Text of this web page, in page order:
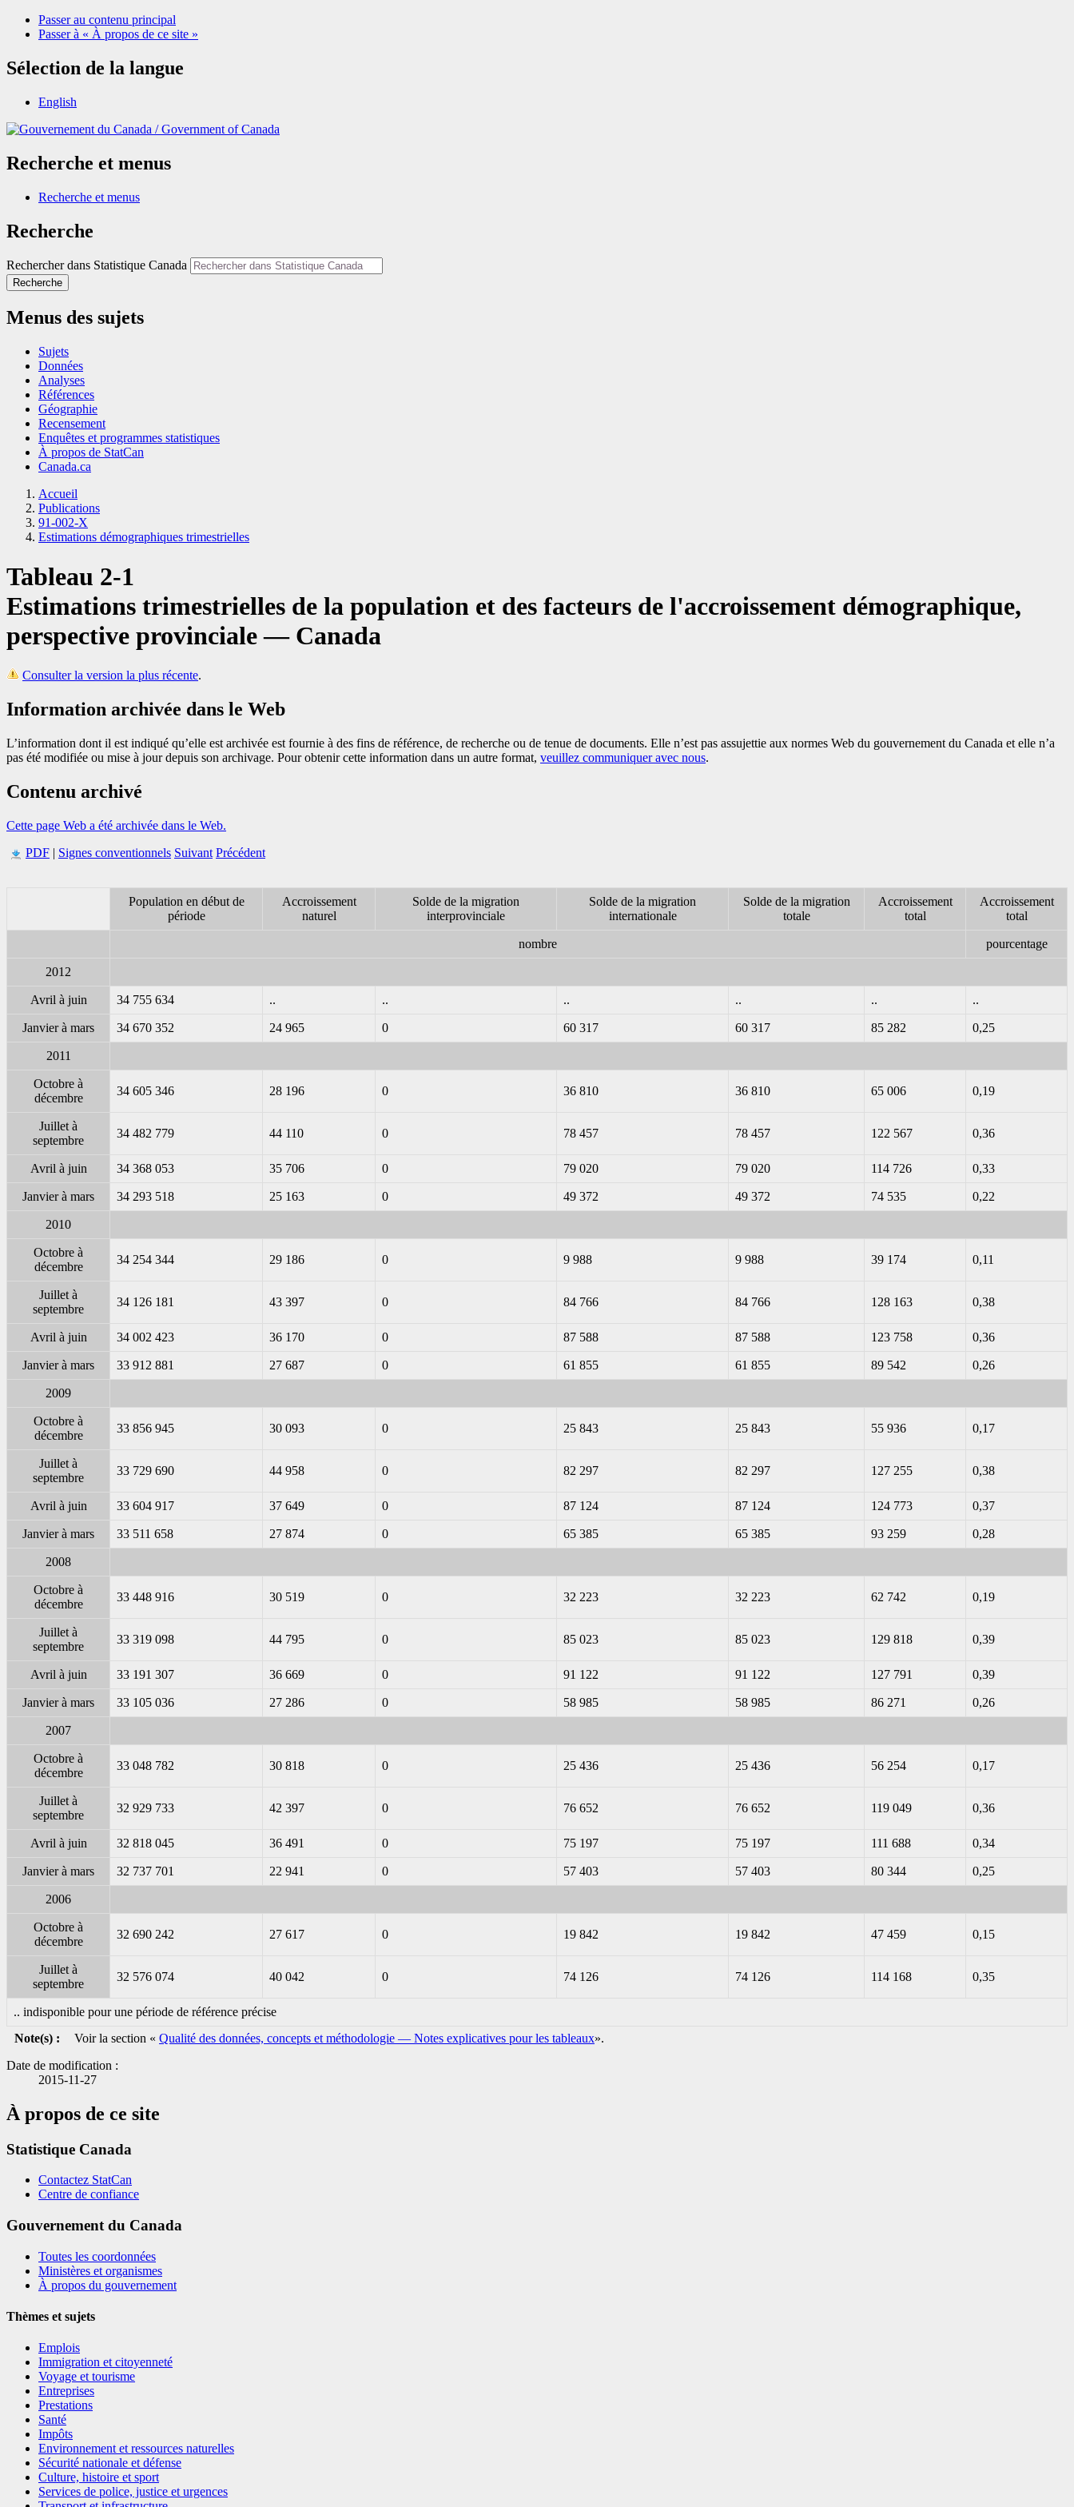
Passer au contenu principal
Passer à « À propos de ce site »
Sélection de la langue
English
/Government of Canada
Recherche et menus
Recherche et menus
Recherche
Rechercher dans Statistique Canada
Recherche
Menus des sujets
Sujets
Données
Analyses
Références
Géographie
Recensement
Enquêtes et programmes statistiques
À propos de StatCan
Canada.ca
Accueil
Publications
91-002-X
Estimations démographiques trimestrielles
Tableau 2-1
Estimations trimestrielles de la population et des facteurs de l'accroissement démographique,
perspective provinciale — Canada
Consulter la version la plus récente.
Information archivée dans le Web
L’information dont il est indiqué qu’elle est archivée est fournie à des fins de référence, de recherche ou de tenue de documents. Elle n’est pas assujettie aux normes Web du gouvernement du Canada et elle n’a
pas été modifiée ou mise à jour depuis son archivage. Pour obtenir cette information dans un autre format, veuillez communiquer avec nous.
Contenu archivé
Cette page Web a été archivée dans le Web.
PDF | Signes conventionnels Suivant Précédent
Population en début de
période
Accroissement
naturel
Solde de la migration
interprovinciale
Solde de la migration
internationale
Solde de la migration
totale
Accroissement
total
Accroissement
total
nombre pourcentage
2012
Avril à juin 34 755 634 .. .. .. .. .. ..
Janvier à mars 34 670 352 24 965 0 60 317 60 317 85 282 0,25
2011
Octobre à
décembre
34 605 346 28 196 0 36 810 36 810 65 006 0,19
Juillet à
septembre
34 482 779 44 110 0 78 457 78 457 122 567 0,36
Avril à juin 34 368 053 35 706 0 79 020 79 020 114 726 0,33
Janvier à mars 34 293 518 25 163 0 49 372 49 372 74 535 0,22
2010
Octobre à
décembre
34 254 344 29 186 0 9 988 9 988 39 174 0,11
Juillet à
septembre
34 126 181 43 397 0 84 766 84 766 128 163 0,38
Avril à juin 34 002 423 36 170 0 87 588 87 588 123 758 0,36
Janvier à mars 33 912 881 27 687 0 61 855 61 855 89 542 0,26
2009
Octobre à
décembre
33 856 945 30 093 0 25 843 25 843 55 936 0,17
Juillet à
septembre
33 729 690 44 958 0 82 297 82 297 127 255 0,38
Avril à juin 33 604 917 37 649 0 87 124 87 124 124 773 0,37
Janvier à mars 33 511 658 27 874 0 65 385 65 385 93 259 0,28
2008
Octobre à
décembre
33 448 916 30 519 0 32 223 32 223 62 742 0,19
Juillet à
septembre
33 319 098 44 795 0 85 023 85 023 129 818 0,39
Avril à juin 33 191 307 36 669 0 91 122 91 122 127 791 0,39
Janvier à mars 33 105 036 27 286 0 58 985 58 985 86 271 0,26
2007
Octobre à
décembre
33 048 782 30 818 0 25 436 25 436 56 254 0,17
Juillet à
septembre
32 929 733 42 397 0 76 652 76 652 119 049 0,36
Avril à juin 32 818 045 36 491 0 75 197 75 197 111 688 0,34
Janvier à mars 32 737 701 22 941 0 57 403 57 403 80 344 0,25
2006
Octobre à
décembre
32 690 242 27 617 0 19 842 19 842 47 459 0,15
Juillet à
septembre
32 576 074 40 042 0 74 126 74 126 114 168 0,35
.. indisponible pour une période de référence précise
Note(s) :
Voir la section « Qualité des données, concepts et méthodologie — Notes explicatives pour les tableaux».
Date de modification :
2015-11-27
À propos de ce site
Statistique Canada
Contactez StatCan
Centre de confiance
Gouvernement du Canada
Toutes les coordonnées
Ministères et organismes
À propos du gouvernement
Thèmes et sujets
Emplois
Immigration et citoyenneté
Voyage et tourisme
Entreprises
Prestations
Santé
Impôts
Environnement et ressources naturelles
Sécurité nationale et défense
Culture, histoire et sport
Services de police, justice et urgences